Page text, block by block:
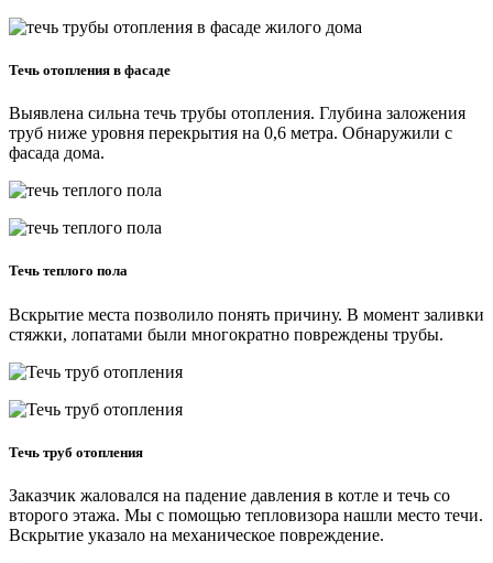
Течь отопления в фасаде
Выявлена сильна течь трубы отопления. Глубина заложения
труб ниже уровня перекрытия на 0,6 метра. Обнаружили с
фасада дома.
Течь теплого пола
Вскрытие места позволило понять причину. В момент заливки
стяжки, лопатами были многократно повреждены трубы.
Течь труб отопления
Заказчик жаловался на падение давления в котле и течь со
второго этажа. Мы с помощью тепловизора нашли место течи.
Вскрытие указало на механическое повреждение.